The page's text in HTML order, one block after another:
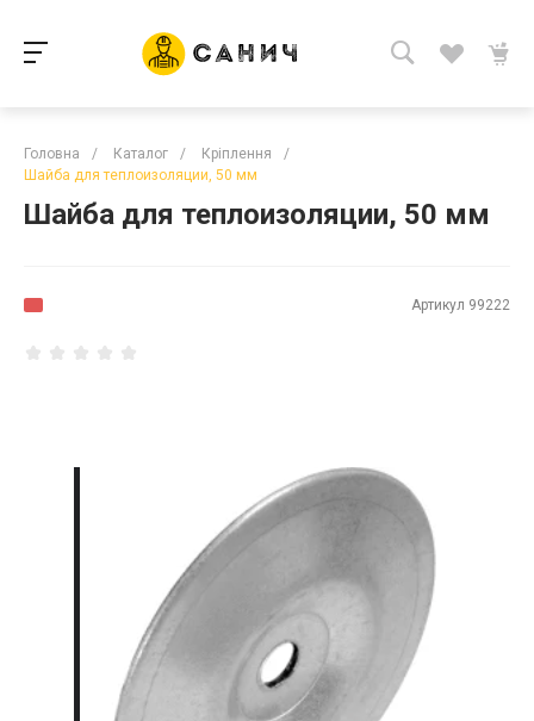
Головна / Каталог / Кріплення
/
Шайба для теплоизоляции, 50 мм
Шайба для теплоизоляции, 50 мм
Артикул 99222